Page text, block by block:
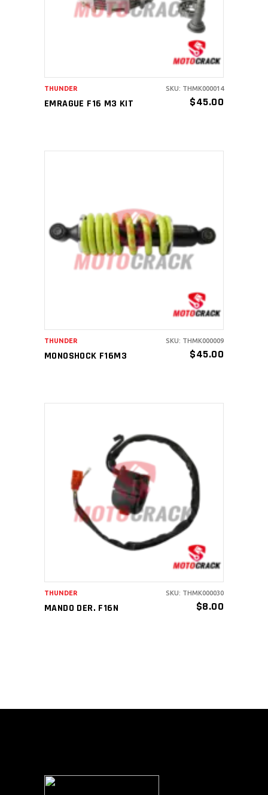
EMRAGUE F16 M3 KIT $45.00
THUNDER SKU: THMK000014
AÑADIR AL CARRITO
MONOSHOCK F16M3 $45.00
THUNDER SKU: THMK000009
AÑADIR AL CARRITO
MANDO DER. F16N $8.00
THUNDER SKU: THMK000030